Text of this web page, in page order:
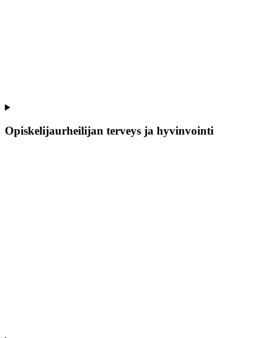
Opiskelijaurheilijan terveys ja hyvinvointi